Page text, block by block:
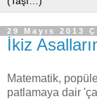
29 Mayıs 2013
İkiz
Matematik,
patlamaya dair